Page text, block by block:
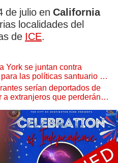
de julio en California
localidades del
de ICE.
York se juntan contra
las políticas santuario de
serían deportados de
extranjeros que perderán